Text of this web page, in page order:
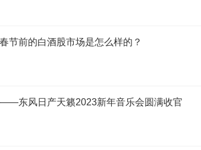
春节前的白酒股市场是怎么样的？
东风日产天籁2023新年音乐会圆满收官